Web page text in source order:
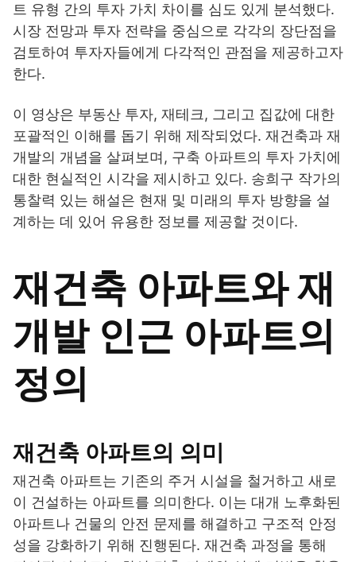
트 유형 간의 투자 가치 차이를 심도 있게 분석했다.
시장 전망과 투자 전략을 중심으로 각각의 장단점을
검토하여 투자자들에게 다각적인 관점을 제공하고자
한다.
이 영상은 부동산 투자, 재테크, 그리고 집값에 대한
포괄적인 이해를 돕기 위해 제작되었다. 재건축과 재
개발의 개념을 살펴보며, 구축 아파트의 투자 가치에
대한 현실적인 시각을 제시하고 있다. 송희구 작가의
통찰력 있는 해설은 현재 및 미래의 투자 방향을 설
계하는 데 있어 유용한 정보를 제공할 것이다.
재건축 아파트와 재
개발 인근 아파트의
정의
재건축 아파트의 의미
재건축 아파트는 기존의 주거 시설을 철거하고 새로
이 건설하는 아파트를 의미한다. 이는 대개 노후화된
아파트나 건물의 안전 문제를 해결하고 구조적 안정
성을 강화하기 위해 진행된다. 재건축 과정을 통해